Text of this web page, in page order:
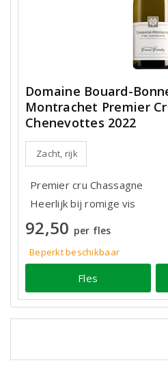
Domaine Bouard-
Montrachet Premier
Chenevottes 2022
Zacht, rijk
Premier cru Chassagne
Heerlijk bij romige vis
92,50 per fles
Beperkt beschikbaar
Fles